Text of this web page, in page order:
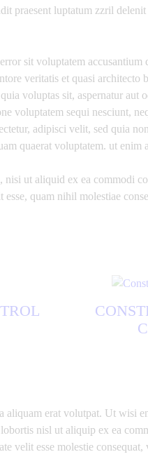
praesent luptatum zzril
sit voluptatem
veritatis et quasi architecto
voluptas sit, aspernatur aut
voluptatem sequi nesciunt,
adipisci velit, sed quia
quaerat voluptatem. ut enim
ut aliquid ex ea commodi
quam nihil molestiae
aliquam erat volutpat. Ut wisi
nisl ut aliquip ex ea
velit esse molestie